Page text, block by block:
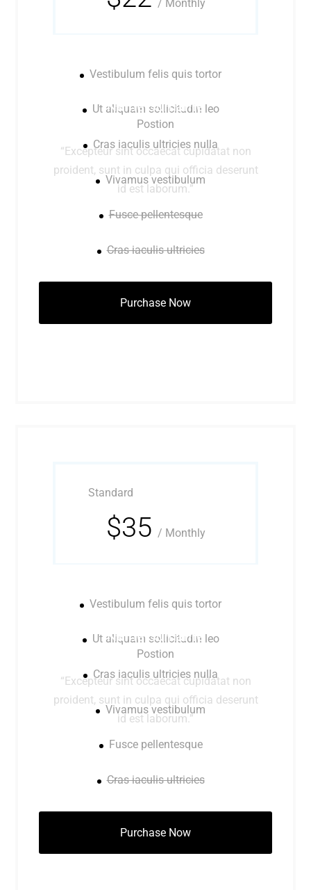
/ Monthly
Vestibulum felis quis tortor
Ut aliquam sollicitudin leo
Cras iaculis ultricies nulla
Vivamus vestibulum
Fusce pellentesque
Cras iaculis ultricies
Purchase Now
Name Surname
Postion
“Excepteur sint occaecat cupidatat non
proident, sunt in culpa qui officia deserunt
id est laborum.”
Standard
$35 / Monthly
Vestibulum felis quis tortor
Ut aliquam sollicitudin leo
Cras iaculis ultricies nulla
Vivamus vestibulum
Fusce pellentesque
Cras iaculis ultricies
Purchase Now
Name Surname
Postion
“Excepteur sint occaecat cupidatat non
proident, sunt in culpa qui officia deserunt
id est laborum.”